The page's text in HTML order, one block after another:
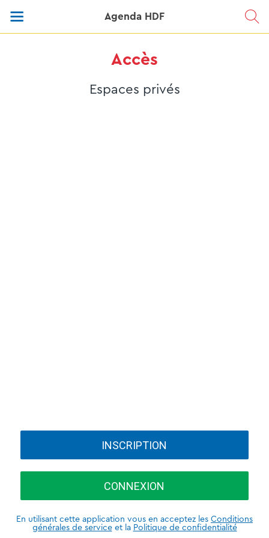
Agenda HDF
Accès
Espaces privés
INSCRIPTION
CONNEXION
En utilisant cette application vous en acceptez les Conditions
générales de serviceet la Politique de confidentialité